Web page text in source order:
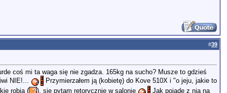
#39
coś mi ta waga się nie zgadza. 165kg na sucho? Musze to gdzieś
NIE!...
Przymierzałem ją (kobietę) do Kove 510X i "o jeju, jakie to
robią (
), się pytam retorycznie w salonie Jak pojadę z nią na